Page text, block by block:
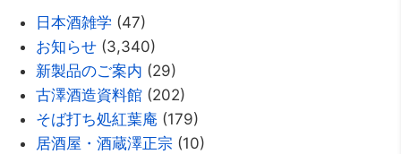
日本酒雑学 (47)
お知らせ (3,340)
新製品のご案内 (29)
古澤酒造資料館 (202)
そば打ち処紅葉庵 (179)
居酒屋・酒蔵澤正宗 (10)